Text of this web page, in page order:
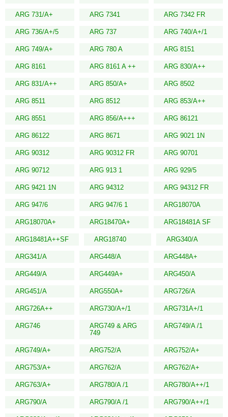
ARG 731/A+ ARG 7341 ARG 7342 FR
ARG 736/A+/5 ARG 737 ARG 740/A+/1
ARG 749/A+ ARG 780 A ARG 8151
ARG 8161 ARG 8161 A ++ ARG 830/A++
ARG 831/A++ ARG 850/A+ ARG 8502
ARG 8511 ARG 8512 ARG 853/A++
ARG 8551 ARG 856/A+++ ARG 86121
ARG 86122 ARG 8671 ARG 9021 1N
ARG 90312 ARG 90312 FR ARG 90701
ARG 90712 ARG 913 1 ARG 929/5
ARG 9421 1N ARG 94312 ARG 94312 FR
ARG 947/6 ARG 947/6 1 ARG18070A
ARG18070A+ ARG18470A+ ARG18481A SF
ARG18481A++SF ARG18740 ARG340/A
ARG341/A ARG448/A ARG448A+
ARG449/A ARG449A+ ARG450/A
ARG451/A ARG550A+ ARG726/A
ARG726A++ ARG730/A+/1 ARG731A+/1
ARG746
ARG749 & ARG
749
ARG749/A /1
ARG749/A+ ARG752/A ARG752/A+
ARG753/A+ ARG762/A ARG762/A+
ARG763/A+ ARG780/A /1 ARG780/A++/1
ARG790/A ARG790/A /1 ARG790/A++/1